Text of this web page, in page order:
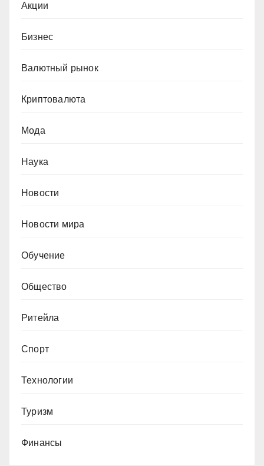
Акции
Бизнес
Валютный рынок
Криптовалюта
Мода
Наука
Новости
Новости мира
Обучение
Общество
Ритейла
Спорт
Технологии
Туризм
Финансы